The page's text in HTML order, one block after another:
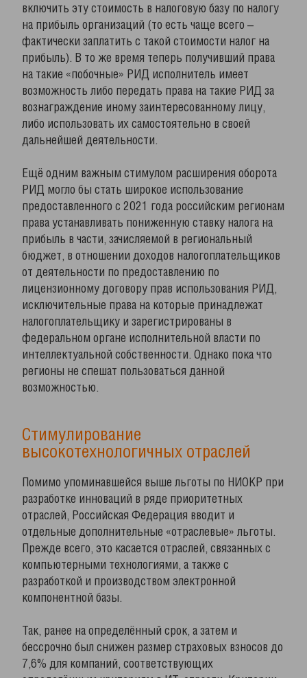
включить эту стоимость в налоговую базу по налогу
на прибыль организаций (то есть чаще всего –
фактически заплатить с такой стоимости налог на
прибыль). В то же время теперь получивший права
на такие «побочные» РИД исполнитель имеет
возможность либо передать права на такие РИД за
вознаграждение иному заинтересованному лицу,
либо использовать их самостоятельно в своей
дальнейшей деятельности.
Ещё одним важным стимулом расширения оборота
РИД могло бы стать широкое использование
предоставленного с 2021 года российским регионам
права устанавливать пониженную ставку налога на
прибыль в части, зачисляемой в региональный
бюджет, в отношении доходов налогоплательщиков
от деятельности по предоставлению по
лицензионному договору прав использования РИД,
исключительные права на которые принадлежат
налогоплательщику и зарегистрированы в
федеральном органе исполнительной власти по
интеллектуальной собственности. Однако пока что
регионы не спешат пользоваться данной
возможностью.
Стимулирование
высокотехнологичных отраслей
Помимо упоминавшейся выше льготы по НИОКР при
разработке инноваций в ряде приоритетных
отраслей, Российская Федерация вводит и
отдельные дополнительные «отраслевые» льготы.
Прежде всего, это касается отраслей, связанных с
компьютерными технологиями, а также с
разработкой и производством электронной
компонентной базы.
Так, ранее на определённый срок, а затем и
бессрочно был снижен размер страховых взносов до
7,6% для компаний, соответствующих